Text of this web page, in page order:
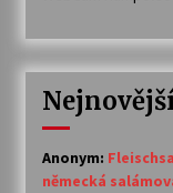
Anonym:
německá